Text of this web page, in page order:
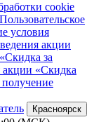
cookie
Пользовательское
условия
акции
за
акции «Скидка
Красноярск